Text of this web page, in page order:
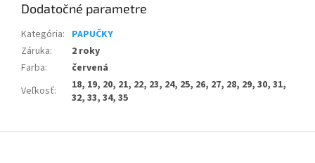
Dodatočné parametre
Kategória: PAPUČKY
Záruka:
2 roky
Farba:
červená
Veľkosť:
18, 19, 20, 21, 22, 23, 24, 25, 26, 27, 28, 29, 30, 31,
32, 33, 34, 35